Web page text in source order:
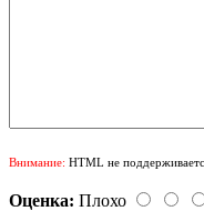
Внимание: HTML не
Оценка: Плохо